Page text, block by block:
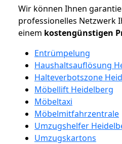
Wir können Ihnen
professionelles Netzwerk
einem kostengünstigen
Entrümpelung
Haushaltsauflösung
Halteverbotszone
Möbellift Heidelberg
Möbeltaxi
Möbelmitfahrzentrale
Umzugshelfer
Umzugskartons